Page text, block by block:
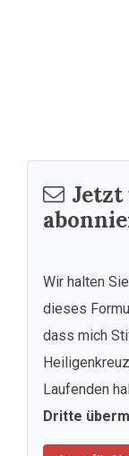
Wir halten
dieses
dass mich
Laufenden
Dritte